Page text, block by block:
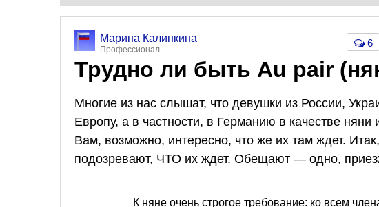
Марина Калинкина
Профессионал
6
Трудно ли быть Au pair
Многие из нас слышат, что девушки из России,
Европу, а в частности, в Германию в качестве
Вам, возможно, интересно, что же их там ждет.
подозревают, ЧТО их ждет. Обещают — одно,
К няне очень строгое требование: ко всем